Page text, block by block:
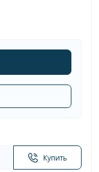
Купить